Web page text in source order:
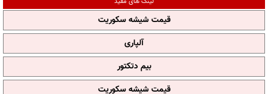
قیمت شیشه سکوریت
آلپاری
بیم دتکتور
قیمت شیشه سکوریت